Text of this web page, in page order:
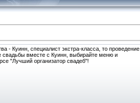
- Куинн, специалист экстра-класса, то проведение
свадьбы вместе с Куинн, выбирайте меню и
"Лучший организатор свадеб"!